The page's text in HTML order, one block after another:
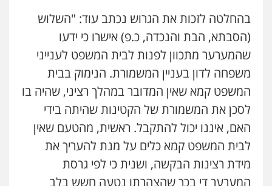
בהחלטה לזכות את הגרוש נכתב עוד: "השלוש
(הסבתא, הבת והנכדה, כ.פ) אישרו כי ידעו
שהמערער מתכוון לפנות לבית המשפט לענייני
משפחה לדון בעניין המשמורת. הנימוק בבית
המשפט קמא שאין המדובר במהלך רציני, שהיה בו
לסכן את המשמורת של הקטינות שהיתה בידי
האם, איננו יכול להתקבל. ראשית, מהטעם שאין
לבית המשפט קמא כלים על מנת להעריך את
מידת רצינות הבקשה, ושנית כי לפי גרסת
המערער די בכך שהצהרתו נטעה חשש בלב